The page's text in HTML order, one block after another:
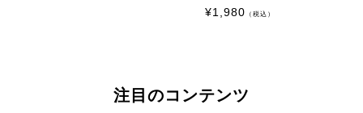
¥1,980 （税込）
注目のコンテンツ